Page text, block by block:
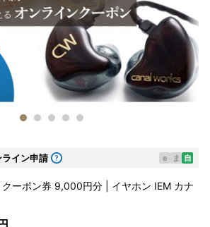
イン申請 e ま 自
ーポン券 9,000円分 | イヤホン IEM カナ